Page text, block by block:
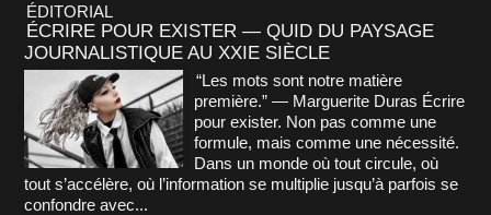
ÉDITORIAL
ÉCRIRE POUR EXISTER — QUID DU PAYSAGE
JOURNALISTIQUE AU XXIE SIÈCLE
“Les mots sont notre matière
première.” — Marguerite Duras Écrire
pour exister. Non pas comme une
formule, mais comme une nécessité.
Dans un monde où tout circule, où
tout s’accélère, où l’information se multiplie jusqu’à parfois se
confondre avec...